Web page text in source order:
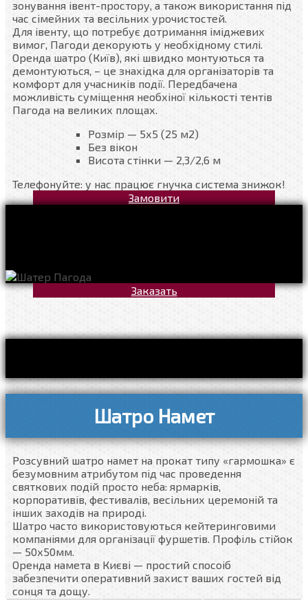
зонування івент-простору, а також використання під
час сімейних та весільних урочистостей.
Для івенту, що потребує дотримання іміджевих
вимог, Пагоди декорують у необхідному стилі.
Оренда шатро (Київ), які швидко монтуються та
демонтуються, – це знахідка для організаторів та
комфорт для учасників події. Передбачена
можливість суміщення необхіної кількості тентів
Пагода на великих площах.
Розмір — 5х5 (25 м2)
Без вікон
Висота стінки — 2,3/2,6 м
Телефонуйте: у нас працює гнучка система знижок!
Замовити
Заказать
Шатро Намет
Розсувний шатро намет на прокат типу «гармошка» є
безумовним атрибутом під час проведення
святкових подій просто неба: ярмарків,
корпоративів, фестивалів, весільних церемоній та
інших заходів на природі.
Шатро часто використовуються кейтеринговими
компаніями для організації фуршетів. Профіль стійок
— 50х50мм.
Оренда намета в Києві — простий спосоіб
забезпечити оперативний захист ваших гостей від
сонця та дощу.